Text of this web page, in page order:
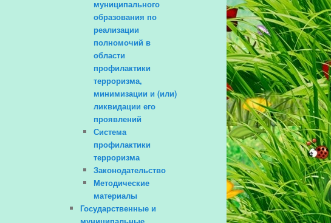
муниципального
образования по
реализации
полномочий в
области
профилактики
терроризма,
минимизации и (или)
ликвидации его
проявлений
Система
профилактики
терроризма
Законодательство
Методические
материалы
Государственные и